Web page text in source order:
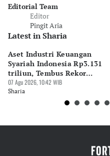
Editorial Team
Editor
Pingit Aria
Latest in Sharia
Aset Industri Keuangan
Syariah Indonesia Rp3.131
triliun, Tembus Rekor
Sejarah
07 Agu 2026, 10:42 WIB
Sharia